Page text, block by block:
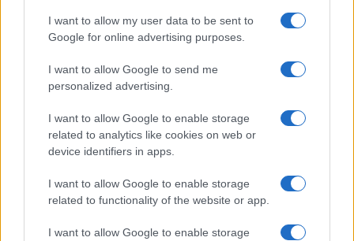
I want to allow my user data to be sent to
Google for online advertising purposes.
I want to allow Google to send me
personalized advertising.
I want to allow Google to enable storage
related to analytics like cookies on web or
device identifiers in apps.
I want to allow Google to enable storage
related to functionality of the website or app.
I want to allow Google to enable storage
esplode la protesta
Pausa caffè impeccabile: come scegliere la
soluzione ideale per la casa e l’ufficio
Monte Pino, la fine di un lungo dolore: storia e
rinascita della strada che segnò la Gallura